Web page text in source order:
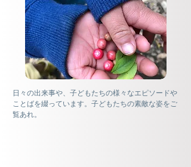
日々の出来事や、子どもたちの様々なエピソードや
ことばを綴っています。子どもたちの素敵な姿をご
覧あれ。